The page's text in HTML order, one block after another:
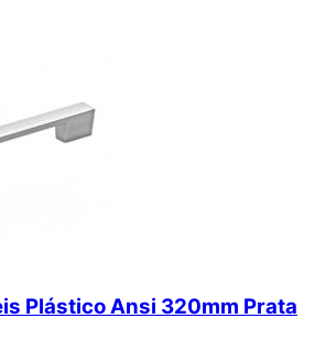
Plástico Ansi 320mm Prata